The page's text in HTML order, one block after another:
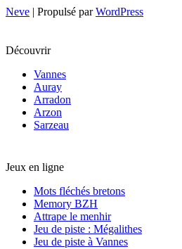
Neve | Propulsé parWordPress
Découvrir
Vannes
Auray
Arradon
Arzon
Sarzeau
Jeux en ligne
Mots fléchés bretons
Memory BZH
Attrape le menhir
Jeu de piste : Mégalithes
Jeu de piste à Vannes